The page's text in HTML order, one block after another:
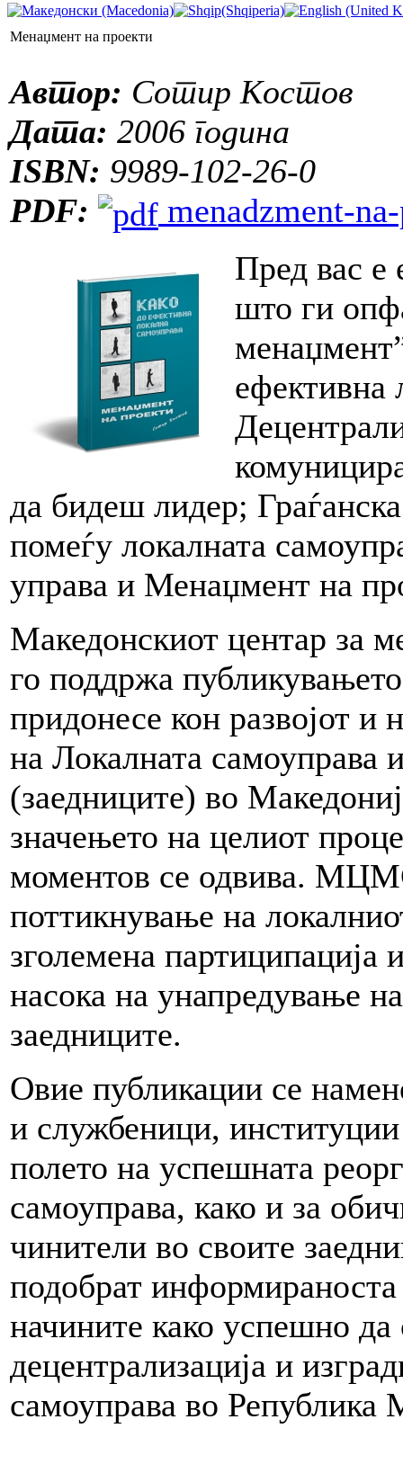
Менаџмент на проекти
Автор: Сотир Костов
Дата: 2006 година
ISBN: 9989-102-26-0
PDF:
menadzment-
Пред вас е
што ги
ефективна
да бидеш лидер;
помеѓу локалната
управа и Менаџмент на
Македонскиот центар за
го поддржа
придонесе кон развојот и
на Локалната самоуправа
(заедниците) во
значењето на целиот
моментов се одвива.
поттикнување на
зголемена партиципација
насока на унапредување
заедниците.
Овие публикации се
и службеници,
полето на успешната
самоуправа, како и за
чинители во своите
подобрат
начините како успешно да
децентрализација и
самоуправа во Република